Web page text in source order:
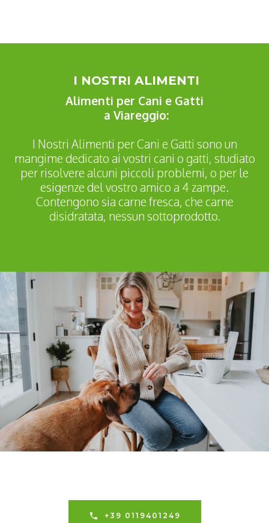
I NOSTRI ALIMENTI
Alimenti per Cani e Gatti
a Viareggio:
I Nostri Alimenti per Cani e Gatti sono un
mangime dedicato ai vostri cani o gatti, studiato
per risolvere alcuni piccoli problemi, o per le
esigenze del vostro amico a 4 zampe.
Contengono sia carne fresca, che carne
disidratata, nessun sottoprodotto.
+39 0119401249